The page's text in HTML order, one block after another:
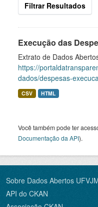
Filtrar Resultados
Execução das
Extrato de Dados
https://
dados/despesas-
CSV HTML
Você também pode ter
Documentação da API).
Sobre Dados Abertos
API do CKAN